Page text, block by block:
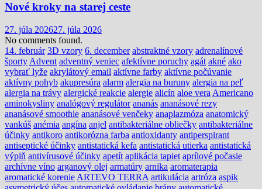
Nové kroky na starej ceste
27. júla 202627. júla 2026
No comments found.
14. február 3D vzory 6. december abstraktné vzory adrenalínové
športy Advent adventný veniec afektívne poruchy agát akné ako
vybrať lyže akrylátový email aktívne farby aktívne počúvanie
aktívny pohyb akupresúra alarm alergia na buruny alergia na peľ
alergia na trávy alergické reakcie alergie alicín aloe vera Americano
aminokysliny analógový regulátor ananás ananásové rezy
ananásové smoothie ananásové venčeky anaplazmóza anatomický
vankúš anémia angína anjel antibakteriálne obliečky antibakteriálne
účinky antikoro antikorózna farba antioxidanty antiperspirant
antiseptické účinky antistatická kefa antistatická utierka antistatická
výplň antivírusové účinky apetít aplikácia tapiet aprílové počasie
archívne víno arganový olej armatúry arnika aromaterapia
aromatické korenie ARTEVO TERRA artikulácia artróza aspik